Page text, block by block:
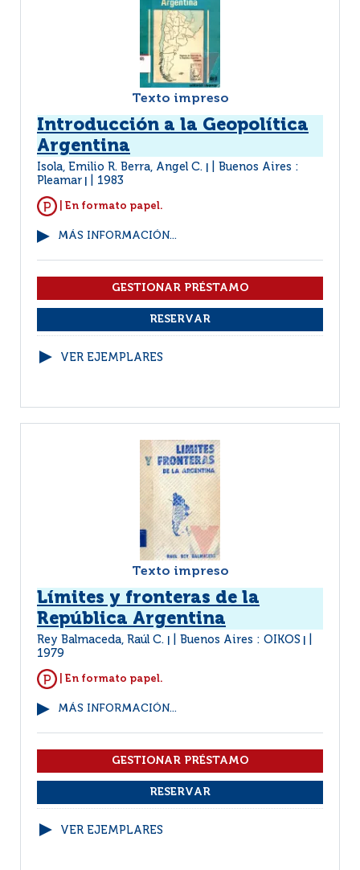
Texto impreso
Introducción a la Geopolítica
Argentina
Isola, Emilio R. Berra, Angel C.
Buenos Aires :
Pleamar
1983
| En formato papel.
MÁS INFORMACIÓN...
VER EJEMPLARES
Texto impreso
Límites y fronteras de la
República Argentina
Rey Balmaceda, Raúl C. Buenos Aires : OIKOS
1979
| En formato papel.
MÁS INFORMACIÓN...
VER EJEMPLARES